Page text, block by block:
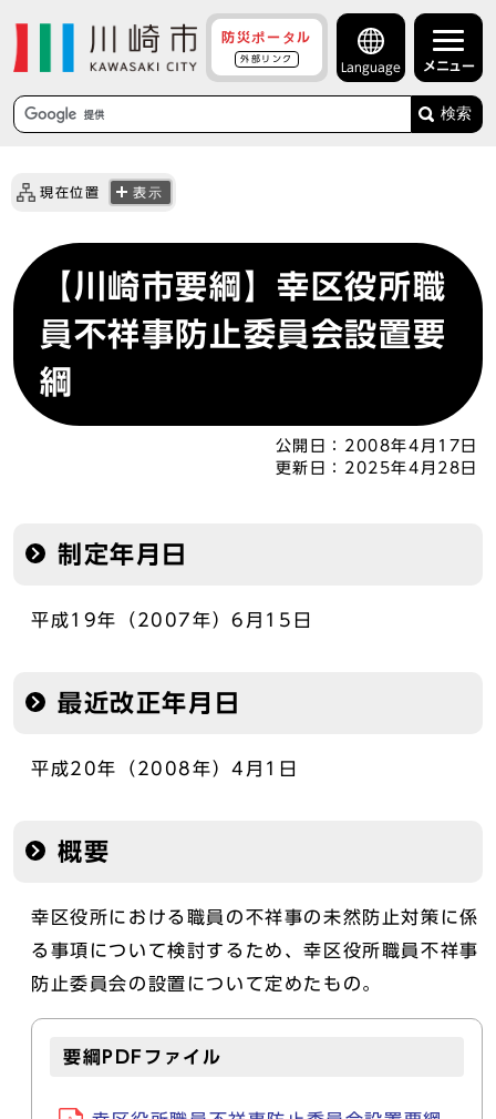
防災ポータル
外部リンク
Language メニュー
検索
現在位置 表示
【川崎市要綱】幸区役所職
員不祥事防止委員会設置要
綱
公開日： 2008年4月17日
更新日： 2025年4月28日
制定年月日
平成19年（2007年）6月15日
最近改正年月日
平成20年（2008年）4月1日
概要
幸区役所における職員の不祥事の未然防止対策に係
る事項について検討するため、幸区役所職員不祥事
防止委員会の設置について定めたもの。
要綱PDFファイル